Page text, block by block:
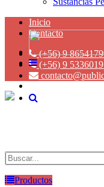
Inicio
Contacto
(+56) 9
(+56) 9
Productos